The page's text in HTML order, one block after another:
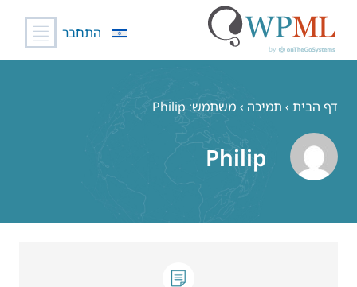
התחבר
דף הבית › תמיכה › משתמש: Philip
Philip